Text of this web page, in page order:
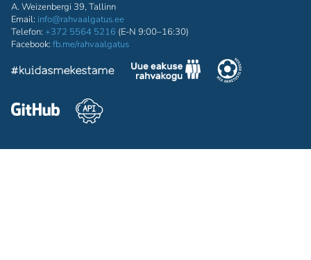
A. Weizenbergi 39, Tallinn
Email: info@rahvaalgatus.ee
Telefon: +372 5564 5216 (E-N 9:00–16:30)
Facebook: fb.me/rahvaalgatus